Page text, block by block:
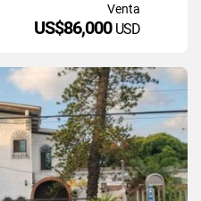
Venta
US$86,000 USD